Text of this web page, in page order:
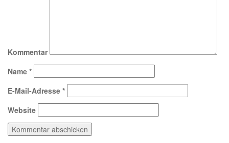
Kommentar
Name *
E-Mail-Adresse *
Website